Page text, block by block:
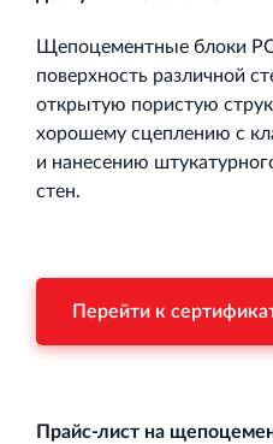
Щепоцементные блоки
поверхность различной
открытую пористую
хорошему сцеплению с
и нанесению
стен.
Перейти к
Прайс‐лист на